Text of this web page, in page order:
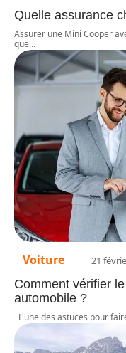
Quelle assurance
Assurer une Mini Cooper
que…
Voiture 21
Comment vérifier
automobile ?
L'une des astuces pour